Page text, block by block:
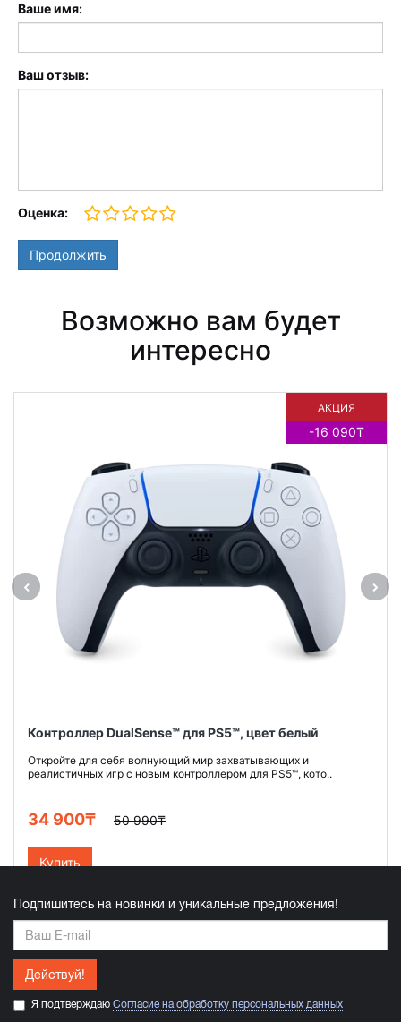
Ваше имя:
Ваш отзыв:
Оценка:
Продолжить
Возможно вам будет
интересно
АКЦИЯ
-16 090₸
Контроллер DualSense™ для PS5™, цвет белый
Откройте для себя волнующий мир захватывающих и
реалистичных игр с новым контроллером для PS5™, кото..
34 900₸ 50 990₸
Купить
Подпишитесь на новинки и уникальные предложения!
Действуй!
Я подтверждаю Согласие на обработку персональных данных